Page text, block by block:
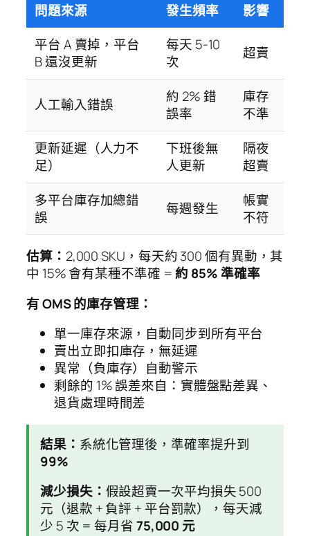
問題來源 發生頻率
影響
平台 A 賣掉，平台
B 還沒更新
每天 5-10
次
超賣
人工輸入錯誤
約 2% 錯
誤率
庫存
不準
更新延遲（人力不
足）
下班後無
人更新
隔夜
超賣
多平台庫存加總錯
誤
每週發生
帳實
不符
估算： 2,000 SKU，每天約 300 個有異動，其
中 15% 會有某種不準確 =約 85% 準確率
有 OMS 的庫存管理：
單一庫存來源，自動同步到所有平台
賣出立即扣庫存，無延遲
異常（負庫存）自動警示
剩餘的 1% 誤差來自：實體盤點差異、
退貨處理時間差
結果： 系統化管理後，準確率提升到
99%
減少損失： 假設超賣一次平均損失 500
元（退款 + 負評 + 平台罰款），每天減
少 5 次 = 每月省75,000 元